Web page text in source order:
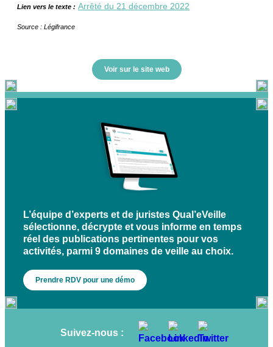
Lien vers le texte : Arrêté du 21 décembre 2022
Source : Légifrance
Voir sur le site web
L’équipe d’experts et de juristes Qual’eVeille
sélectionne, décrypte et vous informe en temps
réel des publications pertinentes pour vos
activités, parmi 9 domaines de veille au choix.
Prendre RDV pour une démo
Suivez-nous :